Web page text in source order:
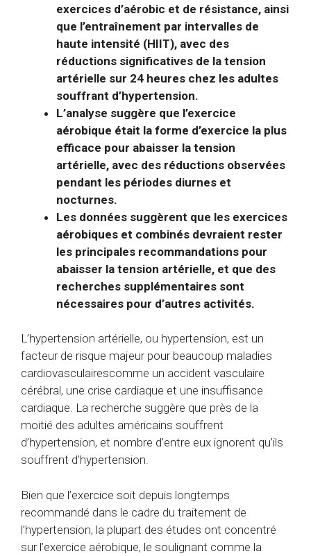
exercices d’aérobic et de résistance, ainsi
que l’entraînement par intervalles de
haute intensité (HIIT), avec des
réductions significatives de la tension
artérielle sur 24 heures chez les adultes
souffrant d’hypertension.
L’analyse suggère que l’exercice
aérobique était la forme d’exercice la plus
efficace pour abaisser la tension
artérielle, avec des réductions observées
pendant les périodes diurnes et
nocturnes.
Les données suggèrent que les exercices
aérobiques et combinés devraient rester
les principales recommandations pour
abaisser la tension artérielle, et que des
recherches supplémentaires sont
nécessaires pour d’autres activités.
L’hypertension artérielle, ou hypertension, est un
facteur de risque majeurpour beaucoup maladies
cardiovasculairescomme un accident vasculaire
cérébral, une crise cardiaque et une insuffisance
cardiaque. La recherche suggère que près de la
moitié des adultes américains souffrent
d’hypertension, et nombre d’entre eux ignorent qu’ils
souffrent d’hypertension.
Bien que l’exercice soit depuis longtemps
recommandé dans le cadre du traitement de
l’hypertension, la plupart des études ont concentré
sur l’exercice aérobique, le soulignant comme la